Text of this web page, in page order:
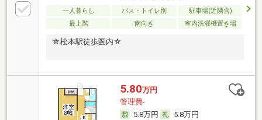
一人暮らし バス・トイレ別
駐車場(近隣含)
最上階
南向き 室内洗濯機置き場
☆松本駅徒歩圏内☆
5.80万円
管理費-
5.8万円
5.8万円